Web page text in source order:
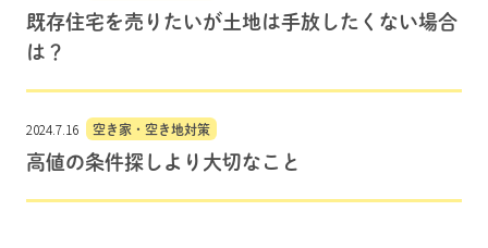
既存住宅を売りたいが土地は手放したくない場合
は？
2024.7.16 空き家・空き地対策
高値の条件探しより大切なこと